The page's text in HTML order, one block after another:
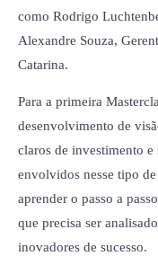
como Rodrigo
Alexandre Souza,
Catarina.
Para a primeira
desenvolvimento de
claros de investimento e
envolvidos nesse tipo
aprender o passo a
que precisa ser
inovadores de sucesso.